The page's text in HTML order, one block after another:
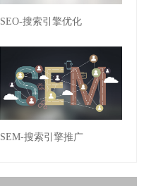
SEO-搜索引擎优化
SEM-搜索引擎推广